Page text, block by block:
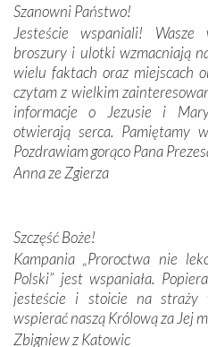
budowniczych.
Podążyliśmy też śladami
dos Santos oraz świętych
Modliliśmy się przy ich
Krzyżową w ich
domy, w których żyli.
W miejscu objawień Matki
Podczas tej kilkudniowej
spotykaliśmy się z
Portugalczyków.
zwyczaje. Mimo że nasze
oddalone, w żaden
Sprawiła to oczywiście
Szanowni Państwo!
Jesteście wspaniali!
broszury i ulotki wzmacniają
wielu faktach oraz miejscach
czytam z wielkim
informacje o Jezusie i
otwierają serca. Pamiętamy
Pozdrawiam gorąco Pana
Anna ze Zgierza
Szczęść Boże!
Kampania „Proroctwa nie
Polski” jest wspaniała.
jesteście i stoicie na straży
wspierać naszą Królową za Jej
Zbigniew z Katowic